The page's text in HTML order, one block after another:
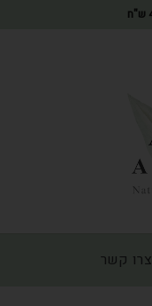
צרו קשר